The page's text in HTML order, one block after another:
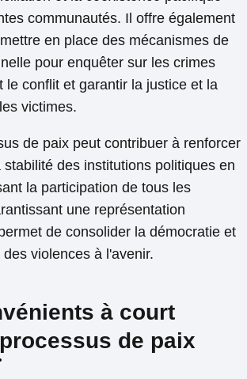
communautés. Il offre également
en place des mécanismes de
pour enquêter sur les crimes
le conflit et garantir la justice et la
victimes.
de paix peut contribuer à renforcer
stabilité des institutions politiques en
la participation de tous les
une représentation
de consolider la démocratie et
violences à l'avenir.
à court
de paix